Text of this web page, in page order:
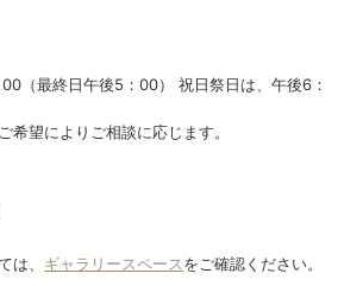
（最終日午後5：00） 祝日祭日は、午後6：
希望によりご相談に応じます。
は、 ギャラリースペースをご確認ください。